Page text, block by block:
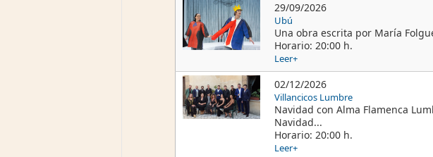
29/09/2026
Ubú
Una obra escrita por María
Horario: 20:00 h.
Leer+
02/12/2026
Villancicos Lumbre
Navidad con Alma Flamenca
Navidad...
Horario: 20:00 h.
Leer+